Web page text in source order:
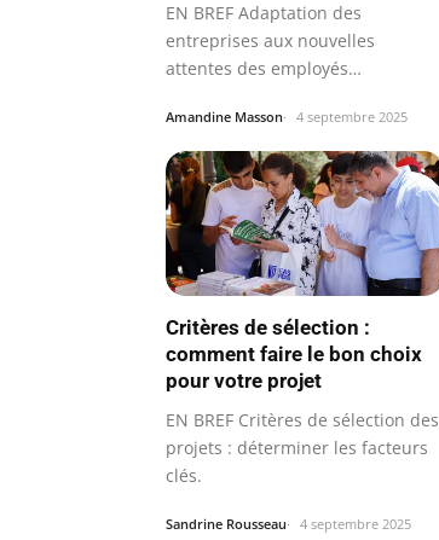
EN BREF Adaptation des
entreprises aux nouvelles
attentes des employés
Amandine Masson 4 septembre 2025
Critères de sélection :
comment faire le bon choix
pour votre projet
EN BREF Critères de sélection des
projets : déterminer les facteurs
clés.
Sandrine Rousseau 4 septembre 2025